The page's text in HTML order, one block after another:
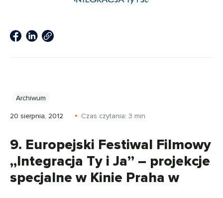
Archiwum
20 sierpnia, 2012 Czas czytania: 3 min
9. Europejski Festiwal Filmowy
„Integracja Ty i Ja” – projekcje
specjalne w Kinie Praha w